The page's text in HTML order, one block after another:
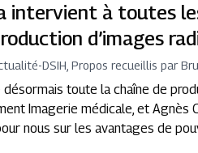
intervient à toutes
d’images
-DSIH, Propos recueillis par
toute la chaîne de
Imagerie médicale, et Agnès
nous sur les avantages de